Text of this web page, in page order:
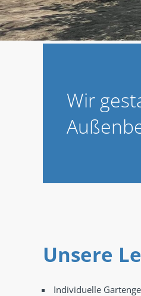
Wir
Unsere
Individuelle